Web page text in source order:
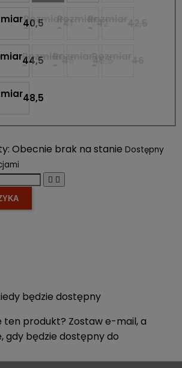
40,5
Rozmiar
- 41
Rozmiar 42
Rozmiar
44,5
Rozmiar
- 45
Rozmiar 45,5
Rozmiar
48,5
Obecnie brak na stanie Dostępny
 
będzie dostępny
ten produkt? Zostaw e-mail, a
gdy będzie dostępny do